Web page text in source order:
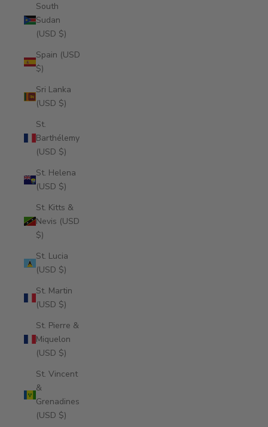
South
Sudan
(USD $)
Spain (USD
$)
Sri Lanka
(USD $)
St.
Barthélemy
(USD $)
St. Helena
(USD $)
St. Kitts &
Nevis (USD
$)
St. Lucia
(USD $)
St. Martin
(USD $)
St. Pierre &
Miquelon
(USD $)
St. Vincent
&
Grenadines
(USD $)